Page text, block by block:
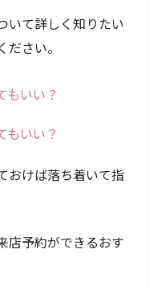
いて詳しく知りたい
さい。
もいい？
もいい？
おけば落ち着いて指
店予約ができるおす